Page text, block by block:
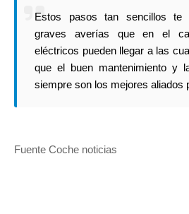
Estos pasos tan sencillos te
graves averías que en el
eléctricos pueden llegar a las
que el buen mantenimiento y
siempre son los mejores aliados
Fuente Coche noticias